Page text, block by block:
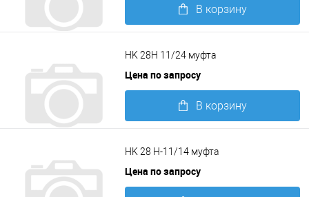
В корзину
HK 28H 11/24 муфта
Цена по запросу
В корзину
HK 28 H-11/14 муфта
Цена по запросу